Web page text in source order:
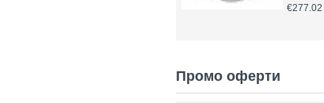
€277.02
Промо оферти